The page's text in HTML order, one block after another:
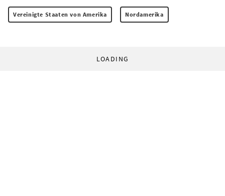
Vereinigte Staaten von Amerika Nordamerika
LOADING